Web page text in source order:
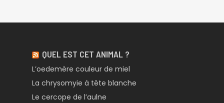
QUEL EST CET ANIMAL ?
L’oedemère couleur de miel
La chrysomyie à tête blanche
Le cercope de l’aulne